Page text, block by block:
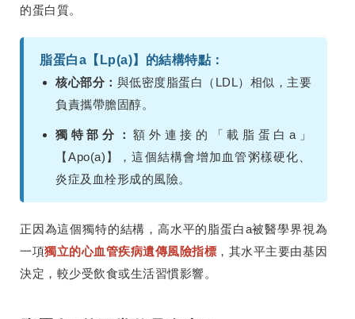
的蛋白質。
脂蛋白a【Lp(a)】的結構特點：
核心部分： 與低密度脂蛋白（LDL）相似，主要
負責攜帶膽固醇。
獨特部分：額外連接的「載脂蛋白a」
【Apo(a)】，這個結構會增加血管粥樣硬化、
炎症及血栓形成的風險。
正因為這個獨特的結構，高水平的脂蛋白a被醫學界視為
一項獨立的心血管疾病遺傳風險指標 ，其水平主要由基因
決定，較少受飲食或生活習慣影響。